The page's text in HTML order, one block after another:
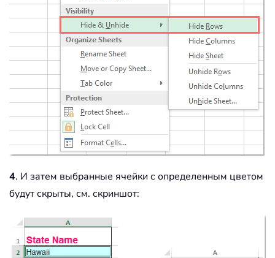
4. И затем выбранные ячейки с определенным цветом
будут скрыты, см. скриншот: